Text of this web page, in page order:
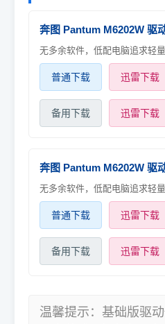
奔图 Pantum M6202W 驱
无多余软件，低配电脑追求轻
普通下载 迅雷下载
备用下载 迅雷下载
奔图 Pantum M6202W 驱
无多余软件，低配电脑追求轻
普通下载 迅雷下载
备用下载 迅雷下载
温馨提示：基础版驱